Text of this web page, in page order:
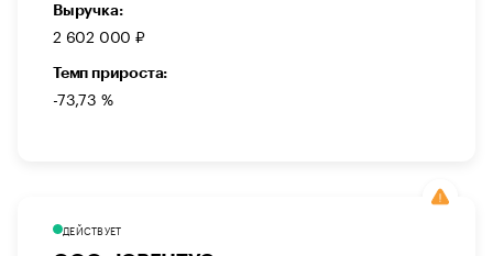
Выручка:
2 602 000 ₽
Темп прироста:
-73,73 %
ДЕЙСТВУЕТ